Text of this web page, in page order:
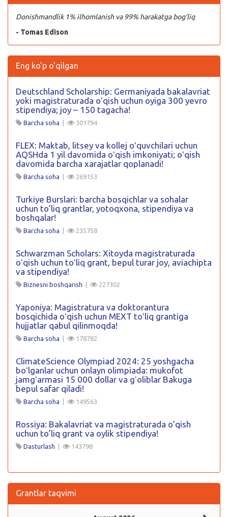
Donishmandlik 1% ilhomlanish va 99% harakatga bog’liq
- Tomas Edison
Eng ko'p o'qilgan
Deutschland Scholarship: Germaniyada bakalavriat
yoki magistraturada oʻqish uchun oyiga 300 yevro
stipendiya; joy – 150 tagacha!
Barcha soha | 301794
FLEX: Maktab, litsey va kollej oʻquvchilari uchun
AQSHda 1 yil davomida oʻqish imkoniyati; oʻqish
davomida barcha xarajatlar qoplanadi!
Barcha soha | 269153
Turkiye Burslari: barcha bosqichlar va sohalar
uchun to’liq grantlar, yotoqxona, stipendiya va
boshqalar!
Barcha soha | 235758
Schwarzman Scholars: Xitoyda magistraturada
oʻqish uchun toʻliq grant, bepul turar joy, aviachipta
va stipendiya!
Biznesni boshqarish | 227302
Yaponiya: Magistratura va doktorantura
bosqichida oʻqish uchun MEXT toʻliq grantiga
hujjatlar qabul qilinmoqda!
Barcha soha | 178782
ClimateScience Olympiad 2024: 25 yoshgacha
boʻlganlar uchun onlayn olimpiada: mukofot
jamgʻarmasi 15 000 dollar va gʻoliblar Bakuga
bepul safar qiladi!
Barcha soha | 149563
Rossiya: Bakalavriat va magistraturada o’qish
uchun to’liq grant va oylik stipendiya!
Dasturlash | 143798
Grantlar taqvimi